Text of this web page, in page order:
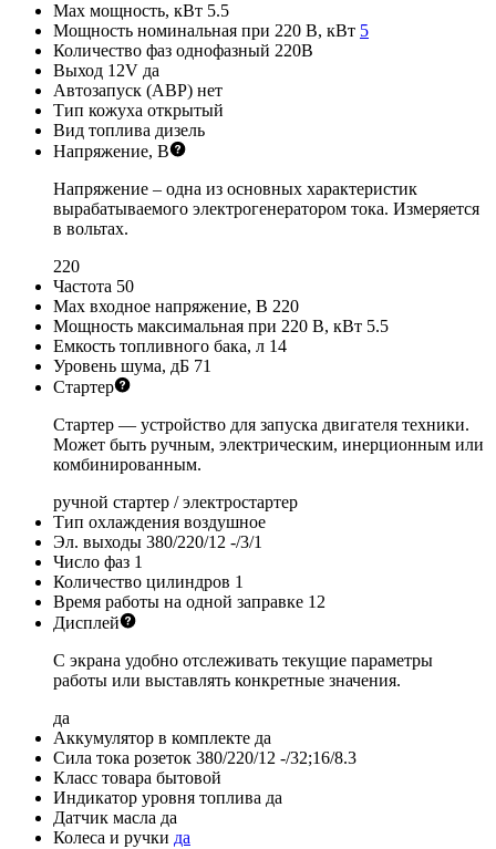
Max мощность, кВт 5.5
Мощность номинальная при 220 В, кВт 5
Количество фаз однофазный 220В
Выход 12V да
Автозапуск (АВР) нет
Тип кожуха открытый
Вид топлива дизель
Напряжение, В
Напряжение – одна из основных характеристик
вырабатываемого электрогенератором тока. Измеряется
в вольтах.
220
Частота 50
Max входное напряжение, В 220
Мощность максимальная при 220 В, кВт 5.5
Емкость топливного бака, л 14
Уровень шума, дБ 71
Стартер
Стартер — устройство для запуска двигателя техники.
Может быть ручным, электрическим, инерционным или
комбинированным.
ручной стартер / электростартер
Тип охлаждения воздушное
Эл. выходы 380/220/12 -/3/1
Число фаз 1
Количество цилиндров 1
Время работы на одной заправке 12
Дисплей
С экрана удобно отслеживать текущие параметры
работы или выставлять конкретные значения.
да
Аккумулятор в комплекте да
Сила тока розеток 380/220/12 -/32;16/8.3
Класс товара бытовой
Индикатор уровня топлива да
Датчик масла да
Колеса и ручки да